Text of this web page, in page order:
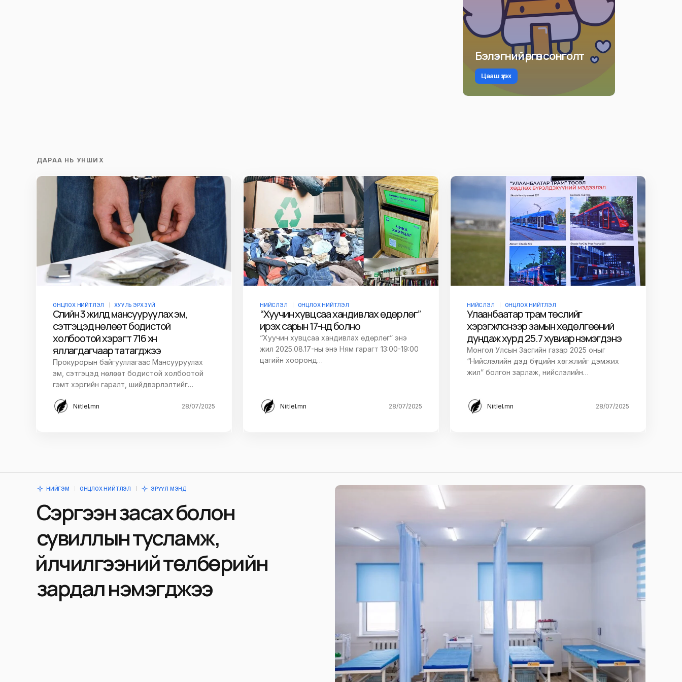
Бэлэгний өргөн сонголт
Цааш үзэх
ДАРАА НЬ УНШИХ
ОНЦЛОХ НИЙТЛЭЛ ХУУЛЬ ЭРХ ЗҮЙ
Сүүлийн 3 жилд мансууруулах эм,
сэтгэцэд нөлөөт бодистой
холбоотой хэрэгт 716 хүн
яллагдагчаар татагджээ
Прокурорын байгууллагаас Мансууруулах
эм, сэтгэцэд нөлөөт бодистой холбоотой
гэмт хэргийн гаралт, шийдвэрлэлтийг…
Niitlel.mn 28/07/2025
НИЙСЛЭЛ ОНЦЛОХ НИЙТЛЭЛ
“Хуучин хувцсаа хандивлах өдөрлөг”
ирэх сарын 17-нд болно
“Хуучин хувцсаа хандивлах өдөрлөг” энэ
жил 2025.08.17-ны энэ Ням гарагт 13:00-19:00
цагийн хооронд…
Niitlel.mn 28/07/2025
НИЙСЛЭЛ ОНЦЛОХ НИЙТЛЭЛ
Улаанбаатар трам төслийг
хэрэгжүүлснээр замын хөдөлгөөний
дундаж хурд 25.7 хувиар нэмэгдэнэ
Монгол Улсын Засгийн газар 2025 оныг
“Нийслэлийн дэд бүтцийн хөгжлийг дэмжих
жил” болгон зарлаж, нийслэлийн…
Niitlel.mn 28/07/2025
НИЙГЭМ ОНЦЛОХ НИЙТЛЭЛ ЭРҮҮЛ МЭНД
Сэргээн засах болон
сувиллын тусламж,
үйлчилгээний төлбөрийн
зардал нэмэгджээ